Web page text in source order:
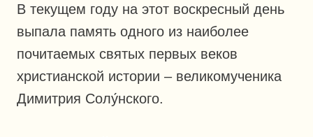
В текущем году на этот воскресный день
выпала память одного из наиболее
почитаемых святых первых веков
христианской истории – великомученика
Димитрия Солу́нского.